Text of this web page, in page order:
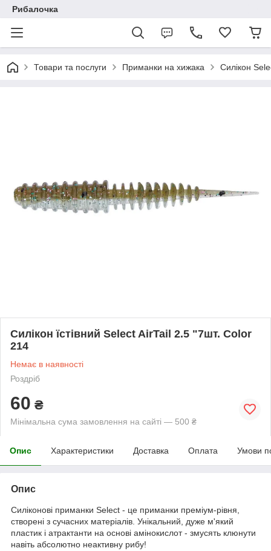
Рибалочка
Товари та послуги Приманки на хижака Силікон
Силікон їстівний Select AirTail 2.5 "7шт. Color
214
Немає в наявності
Роздріб
60 ₴
Мінімальна сума замовлення на сайті — 500 ₴
Опис Характеристики Доставка Оплата Умови
Опис
Силіконові приманки Select - це приманки преміум-рівня,
створені з сучасних матеріалів. Унікальний, дуже м'який
пластик і атрактанти на основі амінокислот - змусять клюнути
навіть абсолютно неактивну рибу!